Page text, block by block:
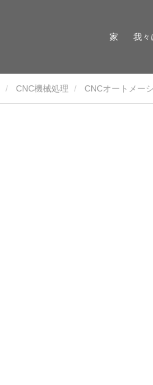
家 我々
CNC機械処理 CNCオートメー